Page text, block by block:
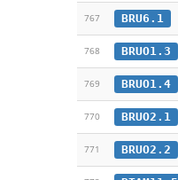
767 BRU6.1
768 BRUO1.3
769 BRUO1.4
770 BRUO2.1
771 BRUO2.2